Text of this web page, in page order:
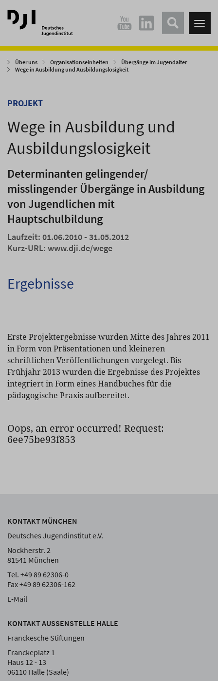
Direkt
zum
Hauptinhalt
Direkt
zum
Hauptmenü
Über uns Organisationseinheiten
Übergänge im Jugendalter
Wege in Ausbildung und Ausbildungslosigkeit
PROJEKT
Wege in Ausbildung und
Ausbildungslosigkeit
Determinanten gelingender/
misslingender Übergänge in Ausbildung
von Jugendlichen mit
Hauptschulbildung
Laufzeit: 01.06.2010 - 31.05.2012
Kurz-URL: www.dji.de/wege
Ergebnisse
Erste Projektergebnisse wurden Mitte des Jahres 2011
in Form von Präsentationen und kleineren
schriftlichen Veröffentlichungen vorgelegt. Bis
Frühjahr 2013 wurden die Ergebnisse des Projektes
integriert in Form eines Handbuches für die
pädagogische Praxis aufbereitet.
Oops, an error occurred! Request:
6ee75be93f853
KONTAKT MÜNCHEN
Deutsches Jugendinstitut e.V.
Nockherstr. 2
81541 München
Tel. +49 89 62306-0
Fax +49 89 62306-162
E-Mail
KONTAKT AUSSENSTELLE HALLE
Franckesche Stiftungen
Franckeplatz 1
Haus 12 - 13
06110 Halle (Saale)